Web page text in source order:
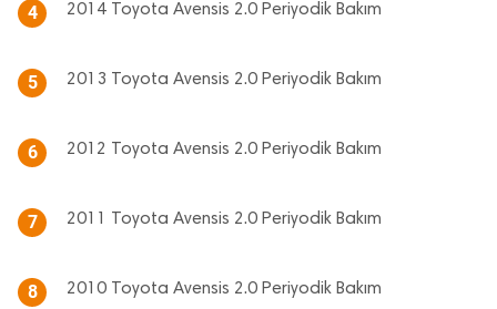
4 2014 Toyota Avensis 2.0 Periyodik Bakım
5 2013 Toyota Avensis 2.0 Periyodik Bakım
6 2012 Toyota Avensis 2.0 Periyodik Bakım
7 2011 Toyota Avensis 2.0 Periyodik Bakım
8 2010 Toyota Avensis 2.0 Periyodik Bakım